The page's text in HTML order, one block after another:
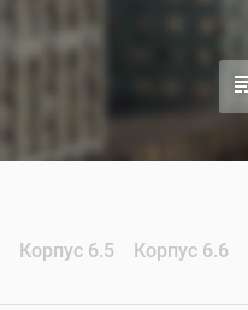
Корпус 6.5 Корпус 6.6